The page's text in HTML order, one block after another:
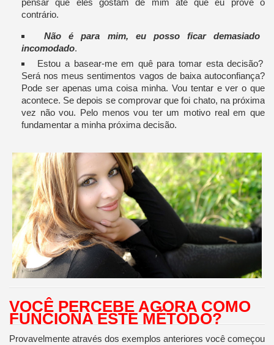
pensar que eles gostam de mim até que eu prove o
contrário.
Não é para mim, eu posso ficar demasiado
incomodado.
Estou a basear-me em quê para tomar esta decisão?
Será nos meus sentimentos vagos de baixa autoconfiança?
Pode ser apenas uma coisa minha. Vou tentar e ver o que
acontece. Se depois se comprovar que foi chato, na próxima
vez não vou. Pelo menos vou ter um motivo real em que
fundamentar a minha próxima decisão.
VOCÊ PERCEBE AGORA COMO
FUNCIONA ESTE MÉTODO?
Provavelmente através dos exemplos anteriores você começou